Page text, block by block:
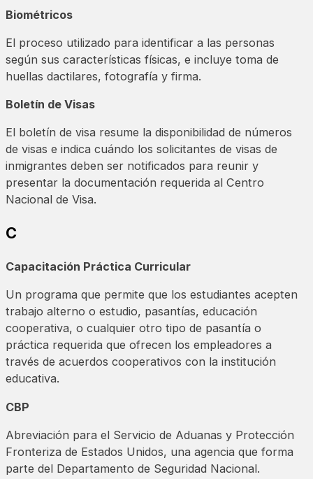
Biométricos
El proceso utilizado para identificar a las personas
según sus características físicas, e incluye toma de
huellas dactilares, fotografía y firma.
Boletín de Visas
El boletín de visa resume la disponibilidad de números
de visas e indica cuándo los solicitantes de visas de
inmigrantes deben ser notificados para reunir y
presentar la documentación requerida al Centro
Nacional de Visa.
C
Capacitación Práctica Curricular
Un programa que permite que los estudiantes acepten
trabajo alterno o estudio, pasantías, educación
cooperativa, o cualquier otro tipo de pasantía o
práctica requerida que ofrecen los empleadores a
través de acuerdos cooperativos con la institución
educativa.
CBP
Abreviación para el Servicio de Aduanas y Protección
Fronteriza de Estados Unidos, una agencia que forma
parte del Departamento de Seguridad Nacional.